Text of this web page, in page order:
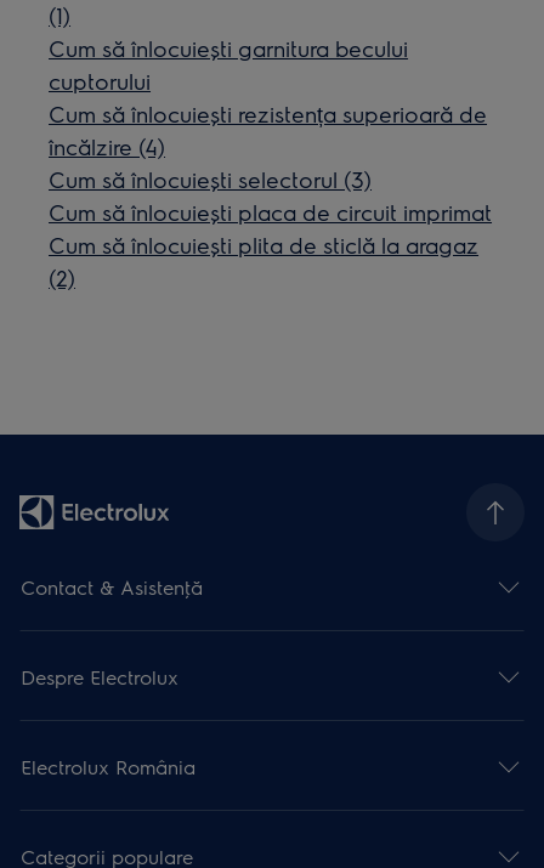
(1)
Cum să înlocuiești garnitura becului
cuptorului
Cum să înlocuiești rezistența superioară de
încălzire (4)
Cum să înlocuiești selectorul (3)
Cum să înlocuiești placa de circuit imprimat
Cum să înlocuiești plita de sticlă la aragaz
(2)
Contact & Asistenţă
Despre Electrolux
Electrolux România
Categorii populare